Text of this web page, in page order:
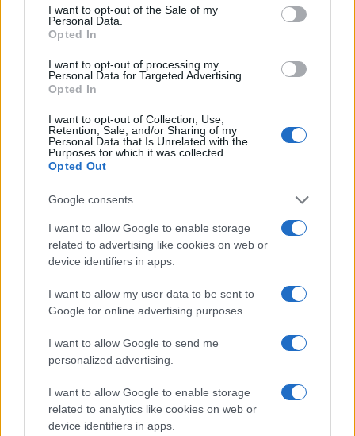
consent section.
I want to opt-out of the Sale of my
Personal Data.
Opted In
I want to opt-out of processing my
Personal Data for Targeted Advertising.
Opted In
I want to opt-out of Collection, Use,
Retention, Sale, and/or Sharing of my
Personal Data that Is Unrelated with the
Purposes for which it was collected.
Opted Out
Google consents
I want to allow Google to enable storage
related to advertising like cookies on web or
device identifiers in apps.
I want to allow my user data to be sent to
Google for online advertising purposes.
I want to allow Google to send me
personalized advertising.
I want to allow Google to enable storage
related to analytics like cookies on web or
device identifiers in apps.
Roberta Tagliabue
Roberta Tagliabue ha dormito nella sala
seguire una vicenda sanitaria emergente;
firma reportage e coordina dossier di verifica
Nata a Sampierdarena, mantiene contatti
diretti con consiglieri comunali e biblioteche
civiche.